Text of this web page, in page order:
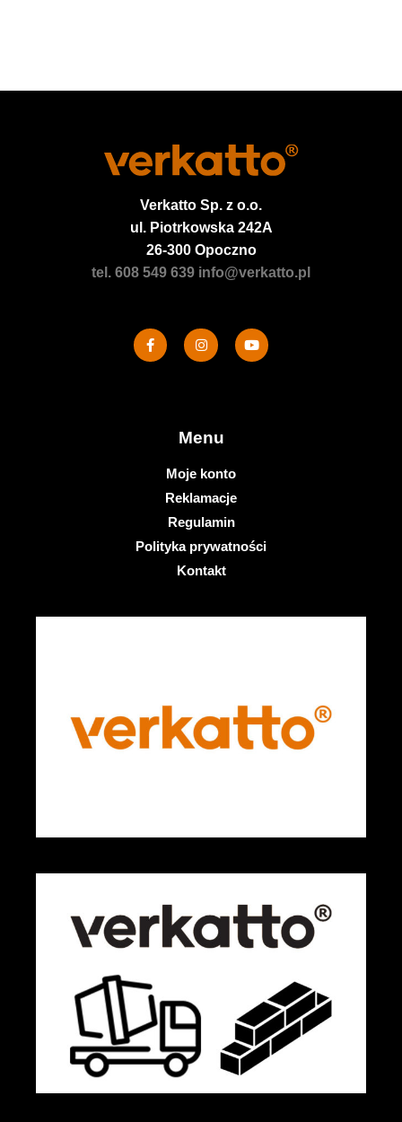
Verkatto Sp. z o.o.
ul. Piotrkowska 242A
26-300 Opoczno
tel. 608 549 639 info@verkatto.pl
Menu
Moje konto
Reklamacje
Regulamin
Polityka prywatności
Kontakt